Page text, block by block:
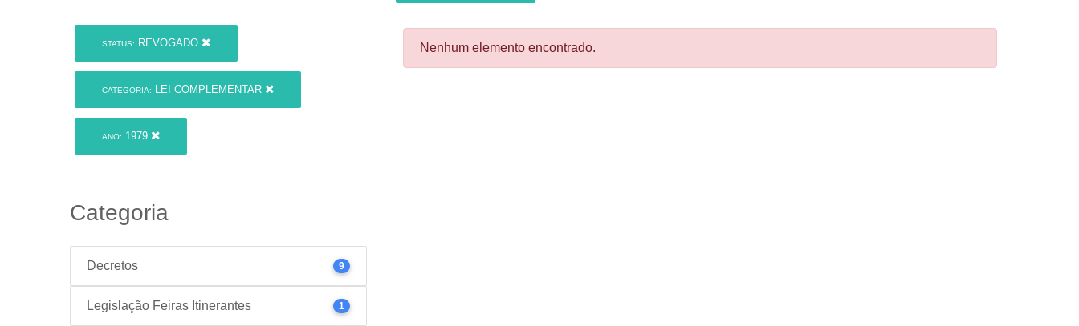
STATUS: REVOGADO
CATEGORIA: LEI COMPLEMENTAR
ANO: 1979
Categoria
Decretos 9
Legislação Feiras Itinerantes 1
Nenhum elemento encontrado.